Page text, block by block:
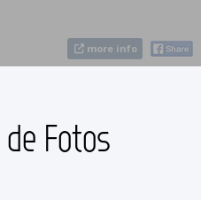
more info
de Fotos